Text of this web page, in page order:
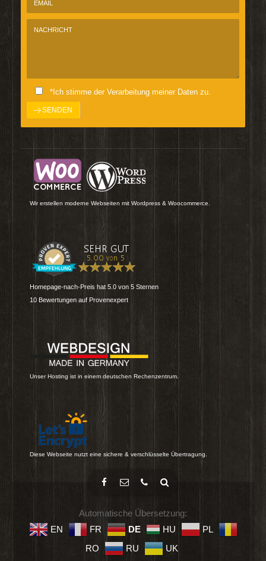
*Ich stimme der Verarbeitung meiner Daten zu.
Wir erstellen moderne Webseiten mit Wordpress & Woocommerce.
Homepage-nach-Preis hat 5.0 von 5 Sternen
10 Bewertungen auf Provenexpert
Unser Hosting ist in einem deutschen Rechenzentrum.
Diese Webseite nutzt eine sichere & verschlüsselte Übertragung.
Automatische Übersetzung:
EN
FR DE HU
PL
RO
RU UK